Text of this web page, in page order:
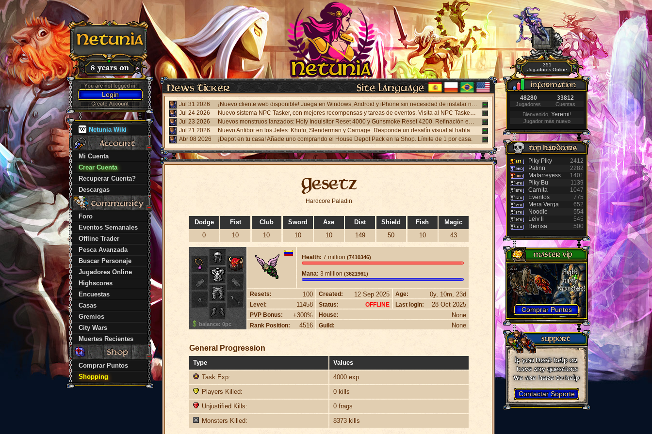
Login
Netunia Wiki
Mi Cuenta
Crear Cuenta
Recuperar Cuenta?
Descargas
Foro
Eventos Semanales
Offline Trader
Pesca Avanzada
Buscar Personaje
Jugadores Online
Highscores
Encuestas
Casas
Gremios
City Wars
Muertes Recientes
Comprar Puntos
Shopping
Jul 31 2026
¡Nuevo cliente web disponible! Juega en Windows, Android y iPhone sin necesidad de instalar nada. Accede desde el panel "Mi Cuenta".
Jul 24 2026
Nuevo sistema NPC Tasker, con mejores recompensas y tareas de eventos. Visita al NPC Tasker con el Cliente Universal actualizado.
Jul 23 2026
Nuevos monstruos lanzados: Holy Inquisitor Reset 4000 y Gunsmoke Reset 4200. Refinación en la estatua Rigel, caza 6.
Jul 21 2026
Nuevo Antibot en los Jefes: Khufu, Slenderman y Carnage. Responde un desafío visual al hablar con los NPCs guardias para acceder a las salas.
Abr 08 2026
¡Depot en tu casa! Añade uno comprando el House Depot Pack en la Shop. Límite de 1 por casa.
Gesetz
Hardcore Paladin
Dodge
0
Fist
10
Club
10
Sword
10
Axe
10
Dist
149
Shield
50
Fish
10
Magic
43
balance: 0pc
Health: 7 million (7410346)
Mana: 3 million (3621961)
Resets: 100
Level: 11458
PVP Bonus: +300%
Rank Position: 4516
Created: 12 Sep 2025 Age: 0y, 10m, 23d
Status: OFFLINE Last login: 28 Oct 2025
House: None
Guild: None
General Progression
Type
Values
Task Exp:
4000 exp
Players Killed:
0 kills
Unjustified Kills:
0 frags
Monsters Killed:
8373 kills
351
Jugadores Online
48280 33812
Jugadores
Cuentas
Bienvenido, Yeremi!
Jugador más nuevo
Piky Piky
2412
Palinn
2282
Matarreyess
1401
Piky Bu
1139
Carnita
1047
Eventos
775
Mera Verga
652
Noodle
554
Leiv Ii
545
Remsa
500
Comprar Puntos
Contactar Soporte